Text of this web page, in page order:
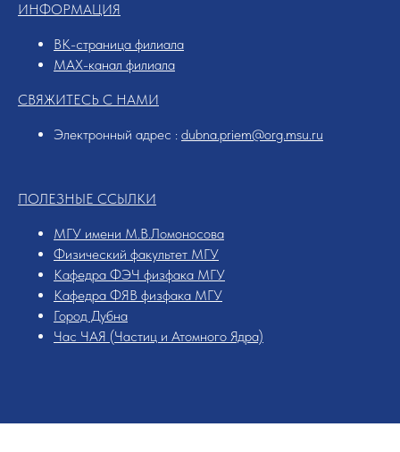
ИНФОРМАЦИЯ
ВК-страница филиала
MAX-канал филиала
СВЯЖИТЕСЬ С НАМИ
Электронный адрес : dubna.priem@org.msu.ru
ПОЛЕЗНЫЕ ССЫЛКИ
МГУ имени М.В.Ломоносова
Физический факультет МГУ
Кафедра ФЭЧ физфака МГУ
Кафедра ФЯВ физфака МГУ
Город Дубна
Час ЧАЯ (Частиц и Атомного Ядра)